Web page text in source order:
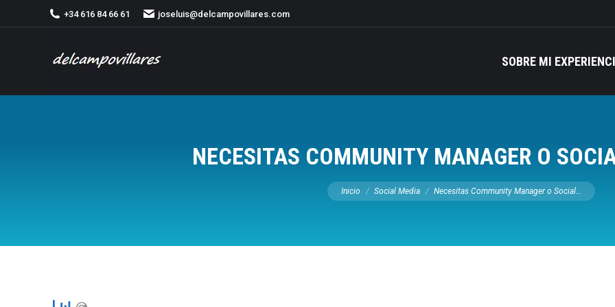
+34 616 84 66 61 joseluis@delcampovillares.com
SOBRE MI
NECESITAS COMMUNITY MANAGER O
Estás aquí:
Inicio Social Media Necesitas Community Manager o Social…